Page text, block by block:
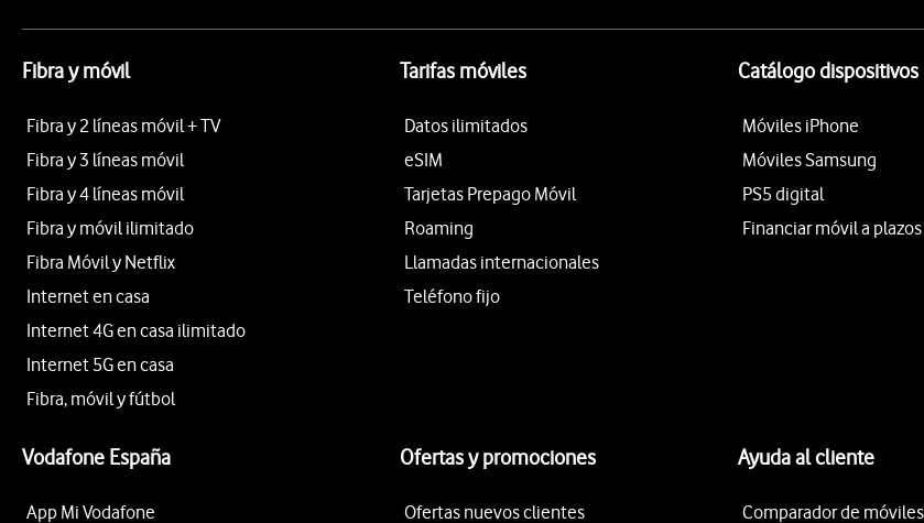
Fibra y móvil
Fibra y 2 líneas móvil + TV
Fibra y 3 líneas móvil
Fibra y 4 líneas móvil
Fibra y móvil ilimitado
Fibra Móvil y Netflix
Internet en casa
Internet 4G en casa ilimitado
Internet 5G en casa
Fibra, móvil y fútbol
Tarifas móviles
Datos ilimitados
eSIM
Tarjetas Prepago Móvil
Roaming
Llamadas internacionales
Teléfono fijo
Catálogo dispositivos
Móviles iPhone
Móviles Samsung
PS5 digital
Financiar móvil a plazos
Vodafone España
App Mi Vodafone
Ofertas y promociones
Ofertas nuevos clientes
Ayuda al cliente
Comparador de móviles